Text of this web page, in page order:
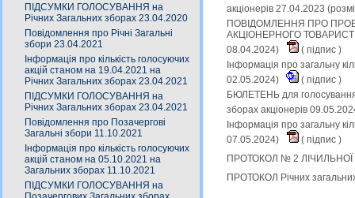
ПІДСУМКИ ГОЛОСУВАННЯ на
Річних Загальних зборах 23.04.2020
Повідомлення про Річні Загальні
збори 23.04.2021
Інформація про кількість голосуючих
акцій станом на 19.04.2021 на
Річних Загальних зборах 23.04.2021
ПІДСУМКИ ГОЛОСУВАННЯ на
Річних Загальних зборах 23.04.2021
Повідомлення про Позачергові
Загальні збори 11.10.2021
Інформація про кількість голосуючих
акцій станом на 05.10.2021 на
Загальних зборах 11.10.2021
ПІДСУМКИ ГОЛОСУВАННЯ на
акціонерів 27.04.2023
ПОВІДОМЛЕННЯ ПРО
АКЦІОНЕРНОГО
08.04.2024)
( підпис )
Інформація про загальну
02.05.2024)
( підпис )
БЮЛЕТЕНЬ для голосування
зборах акціонерів
Інформація про загальну
07.05.2024)
( підпис )
ПРОТОКОЛ № 2 ЛІЧИЛЬНОЇ
ПРОТОКОЛ Річних